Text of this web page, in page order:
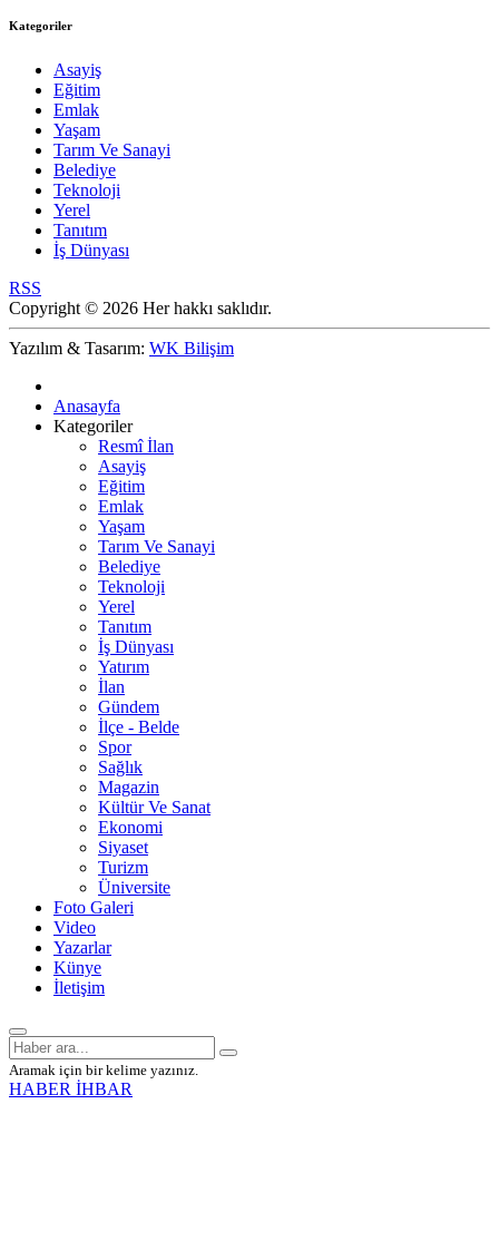
Kategoriler
Asayiş
Eğitim
Emlak
Yaşam
Tarım Ve Sanayi
Belediye
Teknoloji
Yerel
Tanıtım
İş Dünyası
RSS
Copyright © 2026 Her hakkı saklıdır.
Yazılım & Tasarım: WK Bilişim
Anasayfa
Kategoriler
Resmî İlan
Asayiş
Eğitim
Emlak
Yaşam
Tarım Ve Sanayi
Belediye
Teknoloji
Yerel
Tanıtım
İş Dünyası
Yatırım
İlan
Gündem
İlçe - Belde
Spor
Sağlık
Magazin
Kültür Ve Sanat
Ekonomi
Siyaset
Turizm
Üniversite
Foto Galeri
Video
Yazarlar
Künye
İletişim
Aramak için bir kelime yazınız.
HABER İHBAR